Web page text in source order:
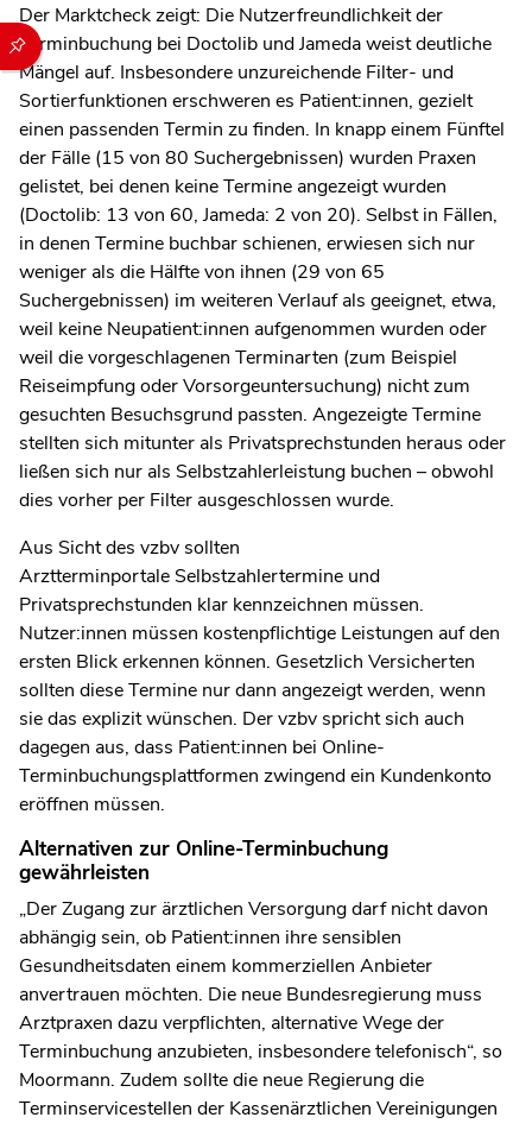
Durch die folgenden Buttons können Sie direkt auf einen
Der Marktcheck zeigt: Die Nutzerfreundlichkeit der
Terminbuchung bei Doctolib und Jameda weist deutliche
Mängel auf. Insbesondere unzureichende Filter- und
Sortierfunktionen erschweren es Patient:innen, gezielt
einen passenden Termin zu finden. In knapp einem Fünftel
der Fälle (15 von 80 Suchergebnissen) wurden Praxen
gelistet, bei denen keine Termine angezeigt wurden
(Doctolib: 13 von 60, Jameda: 2 von 20). Selbst in Fällen,
in denen Termine buchbar schienen, erwiesen sich nur
weniger als die Hälfte von ihnen (29 von 65
Suchergebnissen) im weiteren Verlauf als geeignet, etwa,
weil keine Neupatient:innen aufgenommen wurden oder
weil die vorgeschlagenen Terminarten (zum Beispiel
Reiseimpfung oder Vorsorgeuntersuchung) nicht zum
gesuchten Besuchsgrund passten. Angezeigte Termine
stellten sich mitunter als Privatsprechstunden heraus oder
ließen sich nur als Selbstzahlerleistung buchen – obwohl
dies vorher per Filter ausgeschlossen wurde.
Aus Sicht des vzbv sollten
Arztterminportale Selbstzahlertermine und
Privatsprechstunden klar kennzeichnen müssen.
Nutzer:innen müssen kostenpflichtige Leistungen auf den
ersten Blick erkennen können. Gesetzlich Versicherten
sollten diese Termine nur dann angezeigt werden, wenn
sie das explizit wünschen. Der vzbv spricht sich auch
dagegen aus, dass Patient:innen bei Online-
Terminbuchungsplattformen zwingend ein Kundenkonto
eröffnen müssen.
Alternativen zur Online-Terminbuchung
gewährleisten
„Der Zugang zur ärztlichen Versorgung darf nicht davon
abhängig sein, ob Patient:innen ihre sensiblen
Gesundheitsdaten einem kommerziellen Anbieter
anvertrauen möchten. Die neue Bundesregierung muss
Arztpraxen dazu verpflichten, alternative Wege der
Terminbuchung anzubieten, insbesondere telefonisch“, so
Moormann. Zudem sollte die neue Regierung die
Terminservicestellen der Kassenärztlichen Vereinigungen